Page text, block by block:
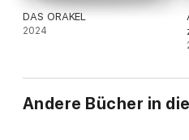
DAS ORAKEL
2024
Andere Bücher in